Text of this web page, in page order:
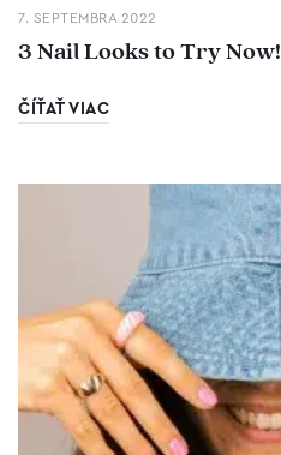
7. SEPTEMBRA 2022
3 Nail Looks to Try Now!
ČÍŤAŤ VIAC